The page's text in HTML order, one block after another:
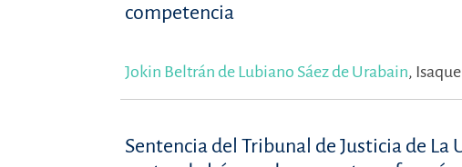
competencia
Jokin Beltrán de Lubiano Sáez de Urabain,
Sentencia del Tribunal de Justicia de La